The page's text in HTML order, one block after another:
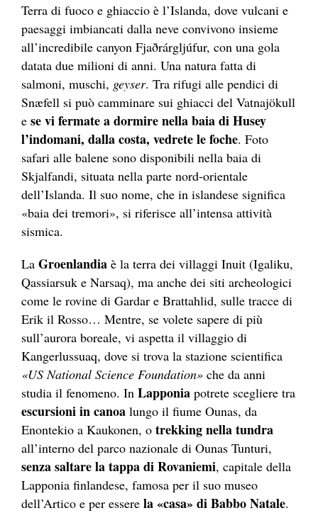
Terra di fuoco e ghiaccio è l’Islanda, dove vulcani e
paesaggi imbiancati dalla neve convivono insieme
all’incredibile canyon Fjaðrárgljúfur, con una gola
datata due milioni di anni. Una natura fatta di
salmoni, muschi, geyser. Tra rifugi alle pendici di
Snæfell si può camminare sui ghiacci del Vatnajökull
e se vi fermate a dormire nella baia di Husey
l’indomani, dalla costa, vedrete le foche. Foto
safari alle balene sono disponibili nella baia di
Skjalfandi, situata nella parte nord-orientale
dell’Islanda. Il suo nome, che in islandese significa
«baia dei tremori», si riferisce all’intensa attività
sismica.
La Groenlandia è la terra dei villaggi Inuit (Igaliku,
Qassiarsuk e Narsaq), ma anche dei siti archeologici
come le rovine di Gardar e Brattahlid, sulle tracce di
Erik il Rosso… Mentre, se volete sapere di più
sull’aurora boreale, vi aspetta il villaggio di
Kangerlussuaq, dove si trova la stazione scientifica
«US National Science Foundation» che da anni
studia il fenomeno. In Lapponia potrete scegliere tra
escursioni in canoa lungo il fiume Ounas, da
Enontekio a Kaukonen, o trekking nella tundra
all’interno del parco nazionale di Ounas Tunturi,
senza saltare la tappa di Rovaniemi, capitale della
Lapponia finlandese, famosa per il suo museo
dell’Artico e per essere la «casa» di Babbo Natale.